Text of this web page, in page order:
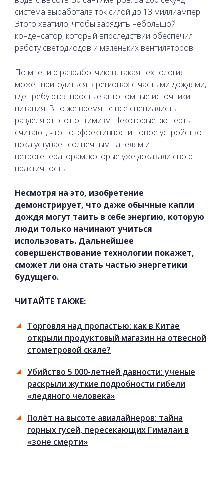
система выработала ток силой до 13 миллиампер.
Этого хватило, чтобы зарядить небольшой
конденсатор, который впоследствии обеспечил
работу светодиодов и маленьких вентиляторов.
По мнению разработчиков, такая технология
может пригодиться в регионах с частыми дождями,
где требуются простые автономные источники
питания. В то же время не все специалисты
разделяют этот оптимизм. Некоторые эксперты
считают, что по эффективности новое устройство
пока уступает солнечным панелям и
ветрогенераторам, которые уже доказали свою
практичность.
Несмотря на это, изобретение
демонстрирует, что даже обычные капли
дождя могут таить в себе энергию, которую
люди только начинают учиться
использовать. Дальнейшее
совершенствование технологии покажет,
сможет ли она стать частью энергетики
будущего.
ЧИТАЙТЕ ТАКЖЕ:
Торговля над пропастью: как в Китае
открыли продуктовый магазин на отвесной
стометровой скале?
Убийство 5 000-летней давности: ученые
раскрыли жуткие подробности гибели
«ледяного человека»
Полёт на высоте авиалайнеров: тайна
горных гусей, пересекающих Гималаи в
«зоне смерти»